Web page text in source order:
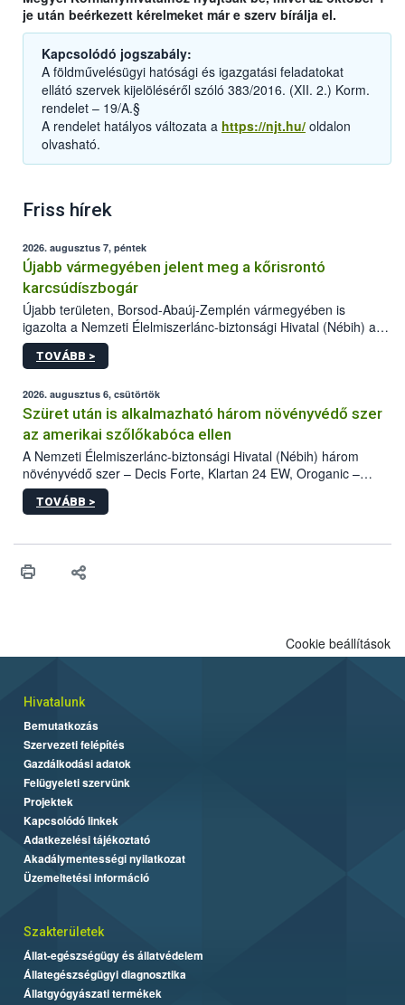
je után beérkezett kérelmeket már e szerv bírálja el.
Kapcsolódó jogszabály:
A földművelésügyi hatósági és igazgatási feladatokat
ellátó szervek kijelöléséről szóló 383/2016. (XII. 2.) Korm.
rendelet – 19/A.§
A rendelet hatályos változata a https://njt.hu/ oldalon
olvasható.
Friss hírek
2026. augusztus 7, péntek
Újabb vármegyében jelent meg a kőrisrontó
karcsúdíszbogár
Újabb területen, Borsod-Abaúj-Zemplén vármegyében is
igazolta a Nemzeti Élelmiszerlánc-biztonsági Hivatal (Nébih) a
kőrisrontó karcsúdíszbogár (Agrilus planipennis) jelenlétét. A
kártevőt nem csak színcsapdában találták meg, de már fertőzött
az intenzív felderítést, emellett az intézkedéseket a szlovák
hatósággal is összehangolják a terjedés megállítása érdekében.
TOVÁBB >
2026. augusztus 6, csütörtök
Szüret után is alkalmazható három növényvédő szer
az amerikai szőlőkabóca ellen
A Nemzeti Élelmiszerlánc-biztonsági Hivatal (Nébih) három
növényvédő szer – Decis Forte, Klartan 24 EW, Oroganic –
engedélyokiratát módosította, így azok a szüretet követően,
egészen a vesszőérettség (BBCH 91) stádiumáig
érésű szőlőkben is legyen lehetőség a károsító elleni további
felhasználók számára is elérhető és ökológiai termesztésben is
TOVÁBB >
Cookie beállítások
Hivatalunk
Bemutatkozás
Szervezeti felépítés
Gazdálkodási adatok
Felügyeleti szervünk
Projektek
Kapcsolódó linkek
Adatkezelési tájékoztató
Akadálymentességi nyilatkozat
Üzemeltetési információ
Szakterületek
Állat-egészségügy és állatvédelem
Állategészségügyi diagnosztika
Állatgyógyászati termékek